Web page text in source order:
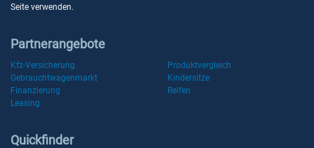
Seite verwenden.
Partnerangebote
Kfz-Versicherung
Produktvergleich
Gebrauchtwagenmarkt
Kindersitze
Finanzierung
Reifen
Leasing
Quickfinder